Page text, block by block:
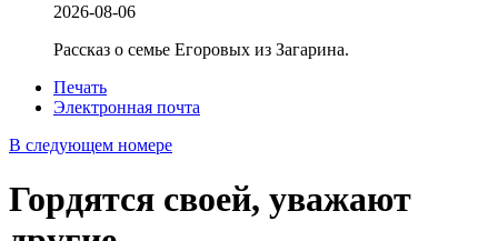
2026-08-06
Рассказ о семье Егоровых из Загарина.
Печать
Электронная почта
В следующем номере
Гордятся своей, уважают